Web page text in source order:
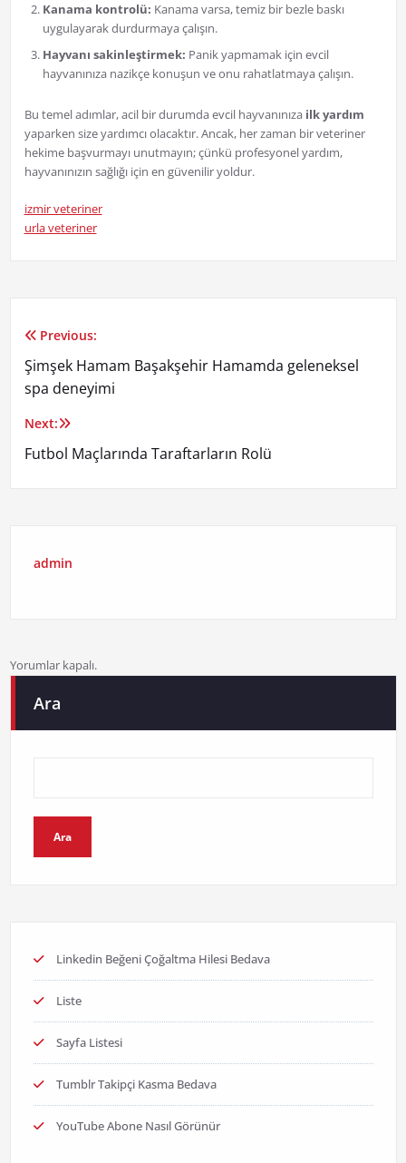
Kanama kontrolü: Kanama varsa, temiz bir bezle baskı
uygulayarak durdurmaya çalışın.
Hayvanı sakinleştirmek: Panik yapmamak için evcil
hayvanınıza nazikçe konuşun ve onu rahatlatmaya çalışın.
Bu temel adımlar, acil bir durumda evcil hayvanınıza ilk yardım
yaparken size yardımcı olacaktır. Ancak, her zaman bir veteriner
hekime başvurmayı unutmayın; çünkü profesyonel yardım,
hayvanınızın sağlığı için en güvenilir yoldur.
izmir veteriner
urla veteriner
Yazı
gezinmesi
Previous:
Şimşek Hamam Başakşehir Hamamda geleneksel
spa deneyimi
Next:
Futbol Maçlarında Taraftarların Rolü
admin
Yorumlar kapalı.
Ara
Ara
Linkedin Beğeni Çoğaltma Hilesi Bedava
Liste
Sayfa Listesi
Tumblr Takipçi Kasma Bedava
YouTube Abone Nasıl Görünür